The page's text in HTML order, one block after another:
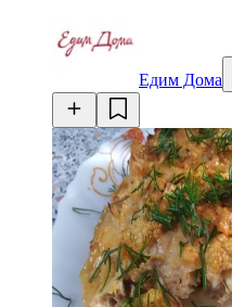
Едим Дома